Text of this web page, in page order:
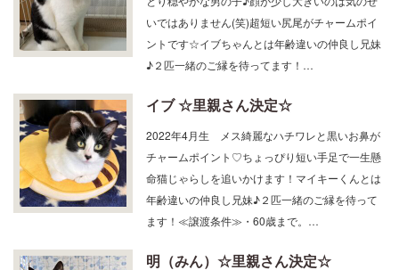
いではありません(笑)超短い尻尾がチャームポイ
ントです☆イブちゃんとは年齢違いの仲良し兄妹
♪２匹一緒のご縁を待ってます！…
イブ ☆里親さん決定☆
2022年4月生 メス綺麗なハチワレと黒いお鼻が
チャームポイント♡ちょっぴり短い手足で一生懸
命猫じゃらしを追いかけます！マイキーくんとは
年齢違いの仲良し兄妹♪２匹一緒のご縁を待って
ます！≪譲渡条件≫・60歳まで。…
明（みん）☆里親さん決定☆